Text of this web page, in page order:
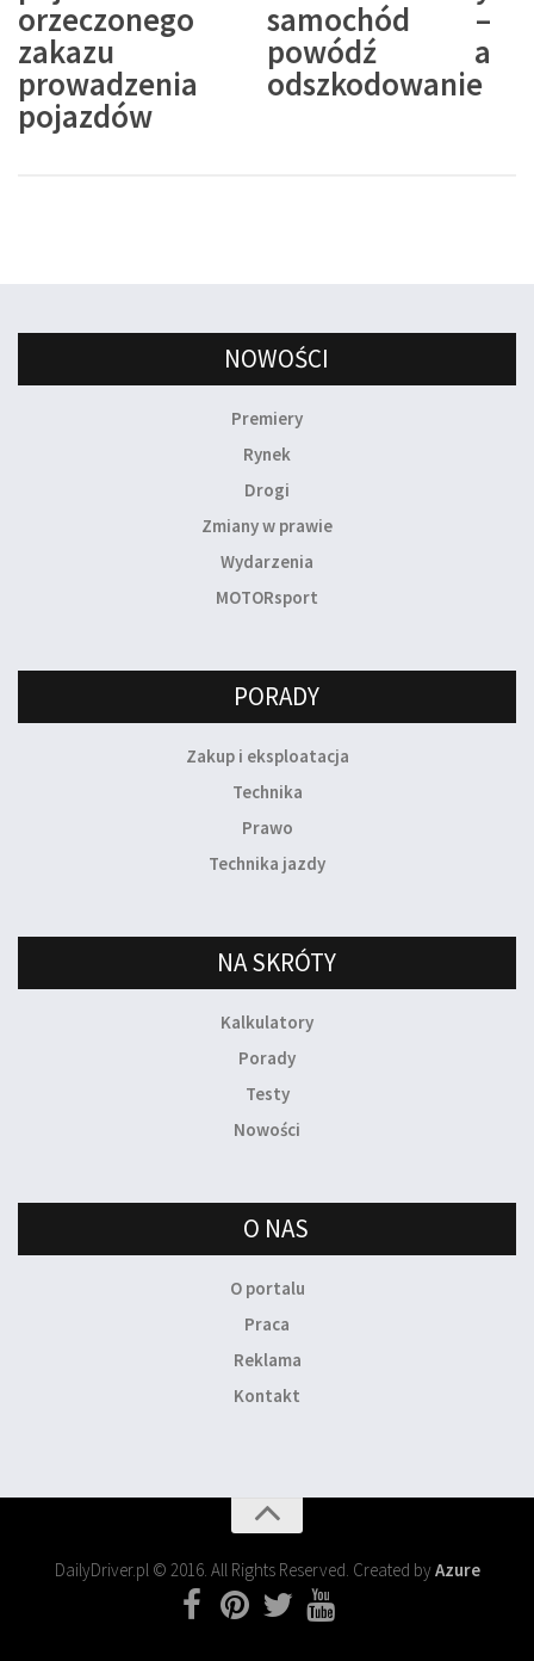
orzeczonego
zakazu
prowadzenia
pojazdów
samochód –
powódź a
odszkodowanie
NOWOŚCI
Premiery
Rynek
Drogi
Zmiany w prawie
Wydarzenia
MOTORsport
PORADY
Zakup i eksploatacja
Technika
Prawo
Technika jazdy
NA SKRÓTY
Kalkulatory
Porady
Testy
Nowości
O NAS
O portalu
Praca
Reklama
Kontakt
DailyDriver.pl © 2016. All Rights Reserved. Created byAzure